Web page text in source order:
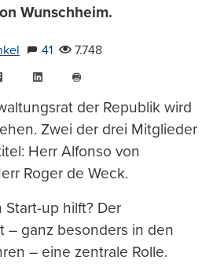
Wunschheim.
41
7.748
FacebookLinkedIn
drucken
der Republik wird
Zwei der drei Mitglieder
Herr Alfonso von
Roger de Weck.
up hilft? Der
– ganz besonders in den
– eine zentrale Rolle.